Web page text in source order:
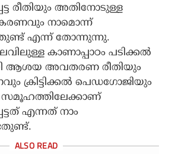
രീതിയും അതിനോടുള്ള
നാമൊന്ന്
എന്ന് തോന്നുന്നു.
കാണാപ്പാഠം പടിക്കൽ
ആശയ അവതരണ രീതിയും
ക്രിട്ടിക്കൽ പെഡഗോജിയും
സമൂഹത്തിലേക്കാണ്
എന്നത് നാം